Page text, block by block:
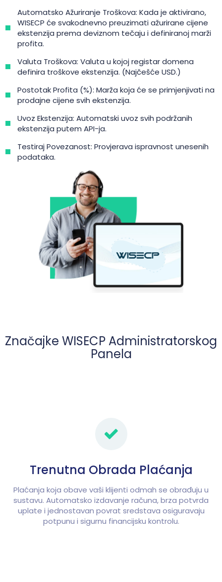
Automatsko Ažuriranje Troškova: Kada je aktivirano,
WISECP će svakodnevno preuzimati ažurirane cijene
ekstenzija prema deviznom tečaju i definiranoj marži
profita.
Valuta Troškova: Valuta u kojoj registar domena
definira troškove ekstenzija. (Najčešće USD.)
Postotak Profita (%): Marža koja će se primjenjivati na
prodajne cijene svih ekstenzija.
Uvoz Ekstenzija: Automatski uvoz svih podržanih
ekstenzija putem API-ja.
Testiraj Povezanost: Provjerava ispravnost unesenih
podataka.
Značajke WISECP Administratorskog
Panela
Trenutna Obrada Plaćanja
Plaćanja koja obave vaši klijenti odmah se obrađuju u
sustavu. Automatsko izdavanje računa, brza potvrda
uplate i jednostavan povrat sredstava osiguravaju
potpunu i sigurnu financijsku kontrolu.